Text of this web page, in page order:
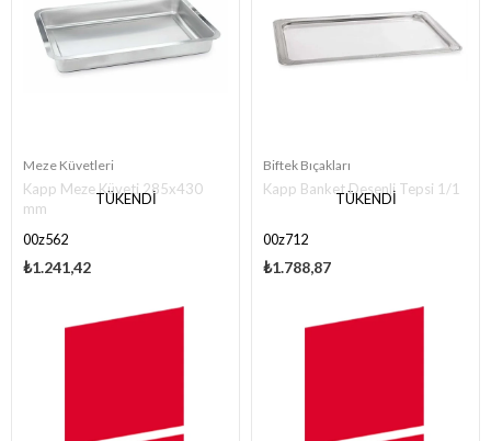
TÜKENDI
Meze Küvetleri
Kapp Meze Küveti 285x430
mm
00z562
₺1.241,42
TÜKENDI
Biftek Bıçakları
Kapp Banket Desenli Tepsi 1/1
00z712
₺1.788,87